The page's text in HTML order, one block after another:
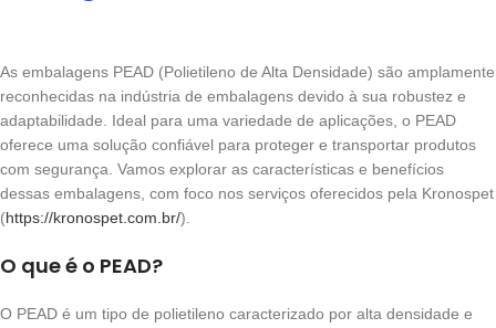
As embalagens PEAD (Polietileno de Alta Densidade) são amplamente
reconhecidas na indústria de embalagens devido à sua robustez e
adaptabilidade. Ideal para uma variedade de aplicações, o PEAD
oferece uma solução confiável para proteger e transportar produtos
com segurança. Vamos explorar as características e benefícios
dessas embalagens, com foco nos serviços oferecidos pela Kronospet
(https://kronospet.com.br/).
O que é o PEAD?
O PEAD é um tipo de polietileno caracterizado por alta densidade e